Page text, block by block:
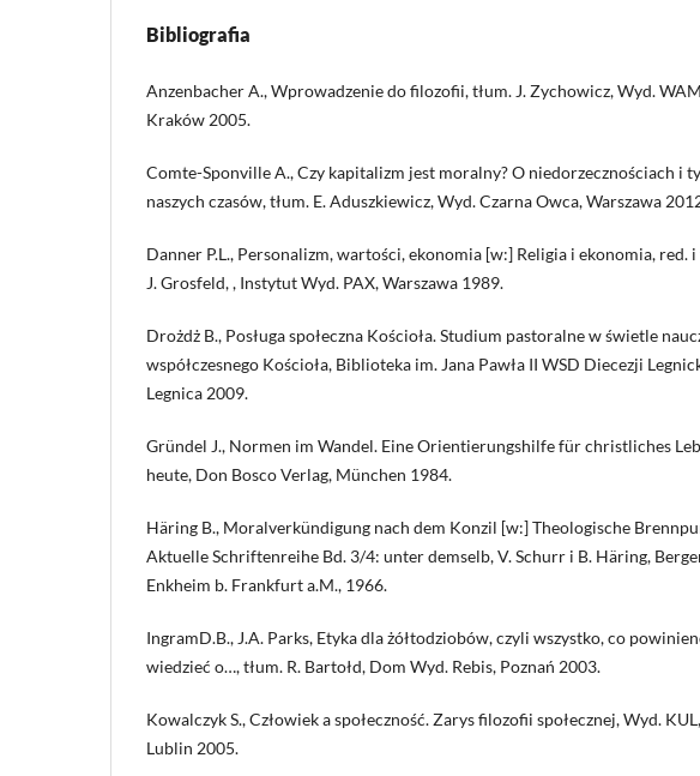
Bibliografia
Anzenbacher A., Wprowadzenie do filozofii, tłum. J. Zychowicz, Wyd.
Kraków 2005.
Comte-Sponville A., Czy kapitalizm jest moralny? O niedorzecznościach i
naszych czasów, tłum. E. Aduszkiewicz, Wyd. Czarna Owca, Warszawa
Danner P.L., Personalizm, wartości, ekonomia [w:] Religia i ekonomia, red. i
J. Grosfeld, , Instytut Wyd. PAX, Warszawa 1989.
Drożdż B., Posługa społeczna Kościoła. Studium pastoralne w świetle
współczesnego Kościoła, Biblioteka im. Jana Pawła II WSD Diecezji
Legnica 2009.
Gründel J., Normen im Wandel. Eine Orientierungshilfe für christliches
heute, Don Bosco Verlag, München 1984.
Häring B., Moralverkündigung nach dem Konzil [w:] Theologische
Aktuelle Schriftenreihe Bd. 3/4: unter demselb, V. Schurr i B. Häring,
Enkheim b. Frankfurt a.M., 1966.
IngramD.B., J.A. Parks, Etyka dla żółtodziobów, czyli wszystko, co
wiedzieć o…, tłum. R. Bartołd, Dom Wyd. Rebis, Poznań 2003.
Kowalczyk S., Człowiek a społeczność. Zarys filozofii społecznej, Wyd. KUL,
Lublin 2005.